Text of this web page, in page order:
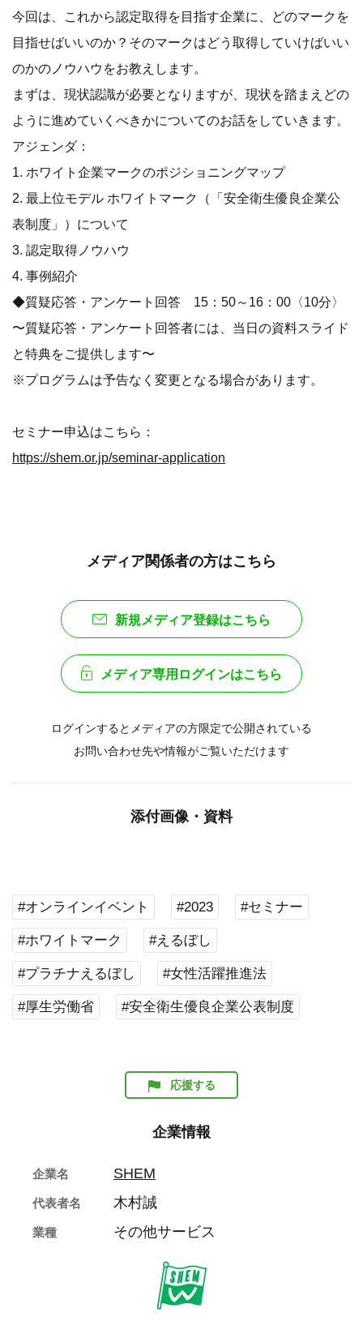
今回は、これから認定取得を目指す企業に、どのマークを
目指せばいいのか？そのマークはどう取得していけばいい
のかのノウハウをお教えします。
まずは、現状認識が必要となりますが、現状を踏まえどの
ように進めていくべきかについてのお話をしていきます。
アジェンダ：
1. ホワイト企業マークのポジショニングマップ
2. 最上位モデル ホワイトマーク（「安全衛生優良企業公
表制度」）について
3. 認定取得ノウハウ
4. 事例紹介
◆質疑応答・アンケート回答 15：50～16：00〈10分〉
〜質疑応答・アンケート回答者には、当日の資料スライド
と特典をご提供します〜
※プログラムは予告なく変更となる場合があります。
セミナー申込はこちら：
https://shem.or.jp/seminar-application
メディア関係者の方はこちら
新規メディア登録はこちら
メディア専用ログインはこちら
ログインするとメディアの方限定で公開されている
お問い合わせ先や情報がご覧いただけます
添付画像・資料
#オンラインイベント #2023 #セミナー
#ホワイトマーク #えるぼし
#プラチナえるぼし #女性活躍推進法
#厚生労働省 #安全衛生優良企業公表制度
応援する
企業情報
企業名 SHEM
代表者名 木村誠
業種 その他サービス